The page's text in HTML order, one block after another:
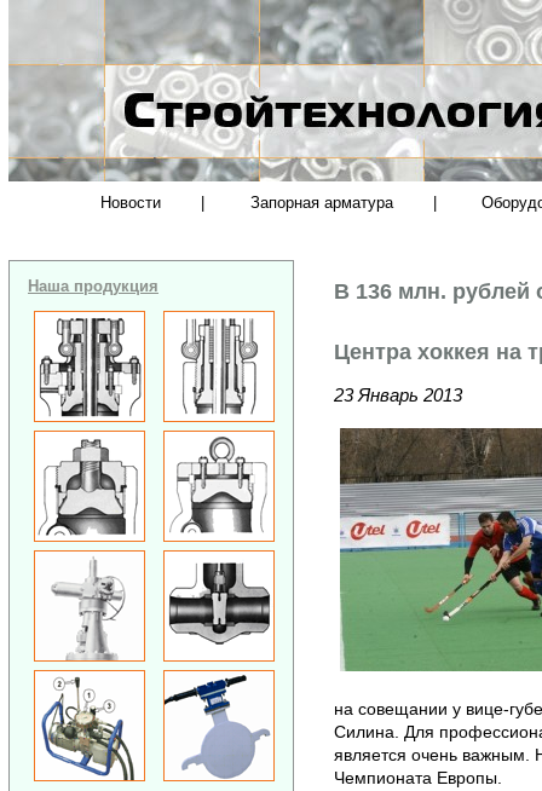
Новости Запорная арматура
Наша продукция В 136 млн. рублей
Центра хоккея на
23 Январь 2013
на совещании у вице-
Силина. Для
является очень важным.
Чемпионата Европы.